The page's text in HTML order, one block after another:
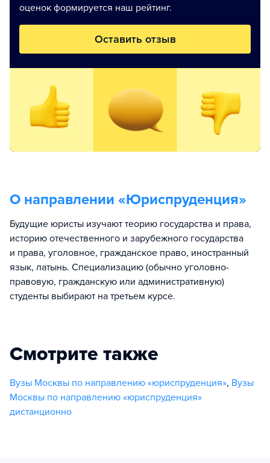
оценок формируется наш рейтинг.
Оставить отзыв
О направлении «Юриспруденция»
Будущие юристы изучают теорию государства и права,
историю отечественного и зарубежного государства
и права, уголовное, гражданское право, иностранный
язык, латынь. Специализацию (обычно уголовно-
правовую, гражданскую или административную)
студенты выбирают на третьем курсе.
Смотрите также
Вузы Москвы по направлению «юриспруденция», Вузы
Москвы по направлению «юриспруденция»
дистанционно